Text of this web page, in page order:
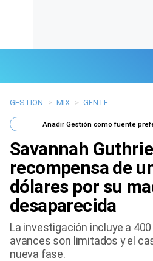
Últimas Noticias
Mi Bolsillo
Gente
Vida Laboral
Tendencias Mix
GESTION > MIX > GENTE
AñadirGestión como fuente
Savannah
recompensa de
dólares por su
desaparecida
La investigación incluye a
avances son limitados y el
nueva fase.